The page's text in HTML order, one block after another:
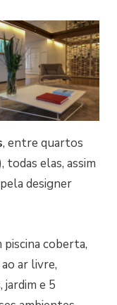
, entre quartos
elas, assim
designer
piscina coberta,
ar livre,
e 5